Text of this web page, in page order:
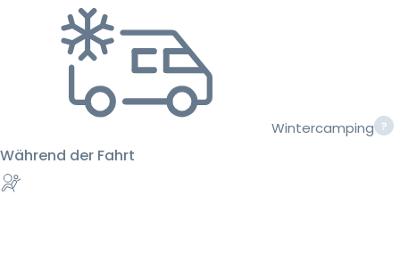
Wintercamping
Während der Fahrt